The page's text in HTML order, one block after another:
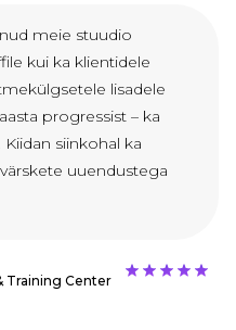
meie stuudio
kui ka klientidele
lisadele
progressist – ka
siinkohal ka
uuendustega
Training Center